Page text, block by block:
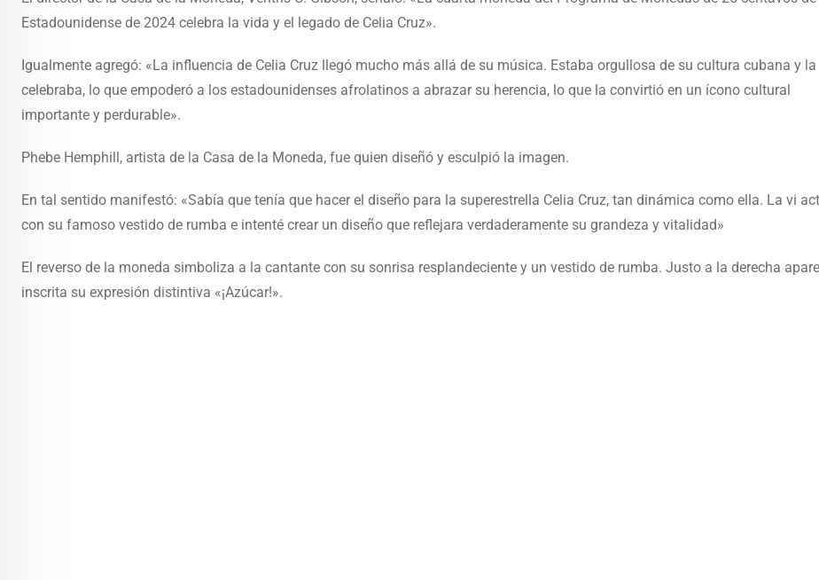
Estadounidense de 2024 celebra la vida y el legado de Celia Cruz».
Igualmente agregó: «La influencia de Celia Cruz llegó mucho más allá de su música. Estaba orgullosa de su cultura cubana y la
celebraba, lo que empoderó a los estadounidenses afrolatinos a abrazar su herencia, lo que la convirtió en un ícono cultural
importante y perdurable».
Phebe Hemphill, artista de la Casa de la Moneda, fue quien diseñó y esculpió la imagen.
En tal sentido manifestó: «Sabía que tenía que hacer el diseño para la superestrella Celia Cruz, tan dinámica como ella. La vi
con su famoso vestido de rumba e intenté crear un diseño que reflejara verdaderamente su grandeza y vitalidad»
El reverso de la moneda simboliza a la cantante con su sonrisa resplandeciente y un vestido de rumba. Justo a la derecha
inscrita su expresión distintiva «¡Azúcar!».